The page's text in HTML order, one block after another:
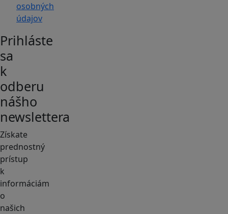
osobných
údajov
Prihláste
sa
k
odberu
nášho
newslettera
Získate
prednostný
prístup
k
informáciám
o
našich